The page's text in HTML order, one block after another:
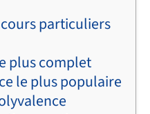
particuliers
plus complet
le plus populaire